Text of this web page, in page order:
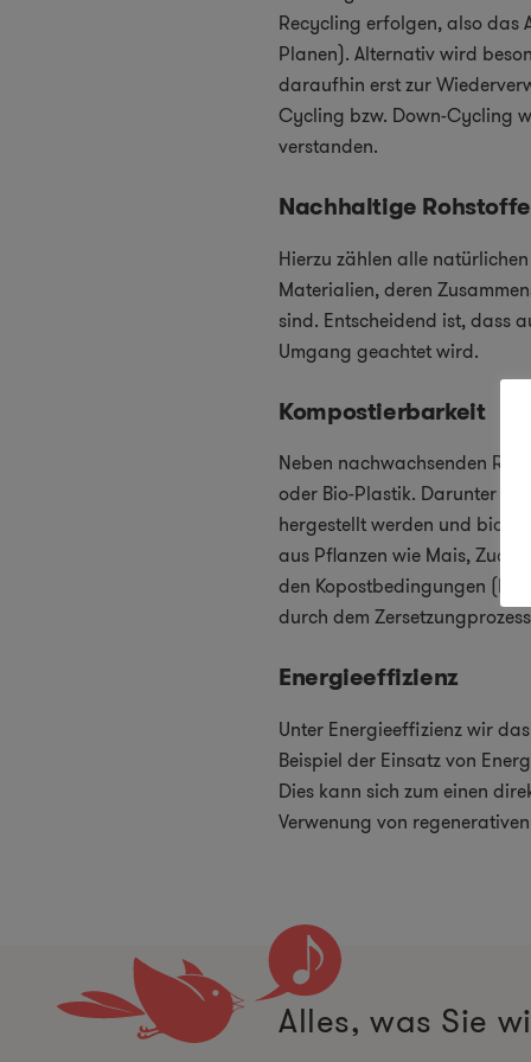
Recycling erfolgen, also das
Planen). Alternativ wird
daraufhin erst zur
Cycling bzw. Down-Cycling
verstanden.
Nachhaltige
Hierzu zählen alle
Materialien, deren
sind. Entscheidend ist, dass
Umgang geachtet wird.
Kompostierbarkeit
Neben nachwachsenden
oder Bio-Plastik. Darunter
hergestellt werden und
aus Pflanzen wie Mais,
den Kopostbedingungen
durch dem
Energieeffizienz
Unter Energieeffizienz wir
Beispiel der Einsatz von
Dies kann sich zum einen
Verwenung von
Alles, was Sie